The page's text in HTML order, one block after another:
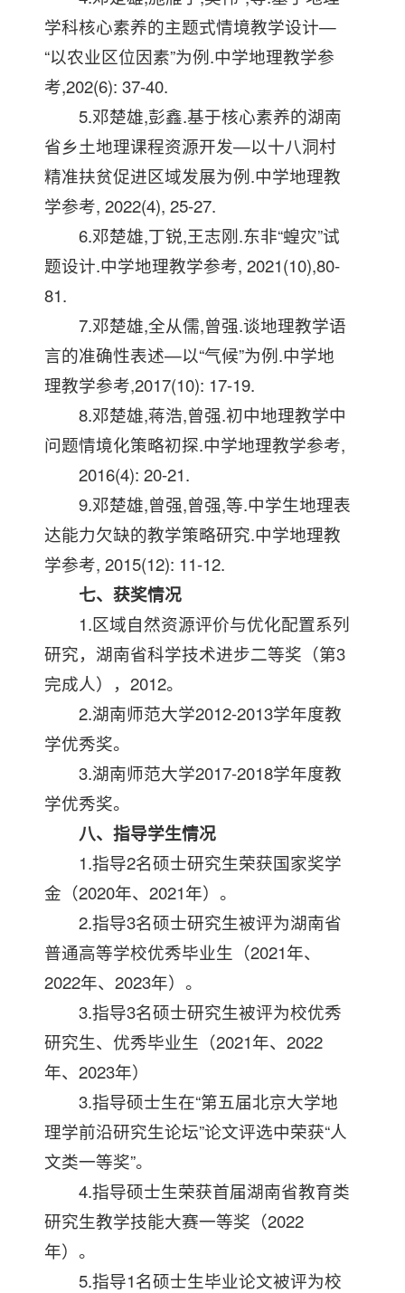
学科核心素养的主题式情境教学设计—
“以农业区位因素”为例.中学地理教学参
考,202(6): 37-40.
5.邓楚雄,彭鑫.基于核心素养的湖南
省乡土地理课程资源开发—以十八洞村
精准扶贫促进区域发展为例.中学地理教
学参考, 2022(4), 25-27.
6.邓楚雄,丁锐,王志刚.东非“蝗灾”试
题设计.中学地理教学参考, 2021(10),80-
81.
7.邓楚雄,全从儒,曾强.谈地理教学语
言的准确性表述—以“气候”为例.中学地
理教学参考,2017(10): 17-19.
8.邓楚雄,蒋浩,曾强.初中地理教学中
问题情境化策略初探.中学地理教学参考,
2016(4): 20-21.
9.邓楚雄,曾强,曾强,等.中学生地理表
达能力欠缺的教学策略研究.中学地理教
学参考, 2015(12): 11-12.
七、获奖情况
1.区域自然资源评价与优化配置系列
研究，湖南省科学技术进步二等奖（第3
完成人），2012。
2.湖南师范大学2012-2013学年度教
学优秀奖。
3.湖南师范大学2017-2018学年度教
学优秀奖。
八、指导学生情况
1.指导2名硕士研究生荣获国家奖学
金（2020年、2021年）。
2.指导3名硕士研究生被评为湖南省
普通高等学校优秀毕业生（2021年、
2022年、2023年）。
3.指导3名硕士研究生被评为校优秀
研究生、优秀毕业生（2021年、2022
年、2023年）
3.指导硕士生在“第五届北京大学地
理学前沿研究生论坛”论文评选中荣获“人
文类一等奖”。
4.指导硕士生荣获首届湖南省教育类
研究生教学技能大赛一等奖（2022
年）。
5.指导1名硕士生毕业论文被评为校